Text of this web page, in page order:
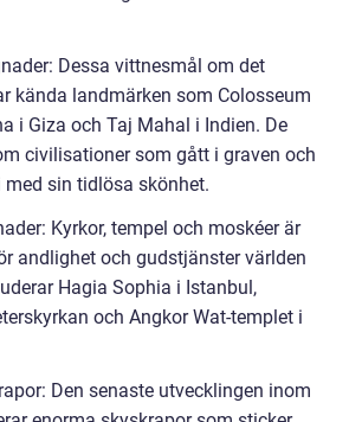
Dessa vittnesmål om det
kända landmärken som Colosseum
i Giza och Taj Mahal i Indien. De
civilisationer som gått i graven och
sin tidlösa skönhet.
Kyrkor, tempel och moskéer är
andlighet och gudstjänster världen
Hagia Sophia i Istanbul,
och Angkor Wat-templet i
Den senaste utvecklingen inom